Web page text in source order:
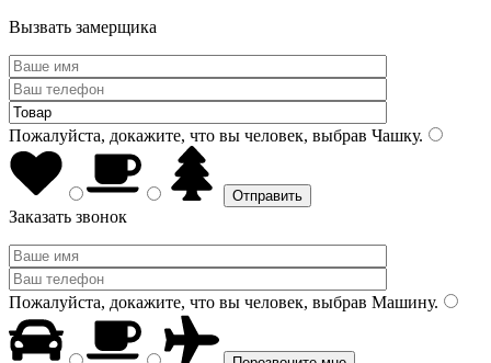
Вызвать замерщика
Пожалуйста, докажите, что вы человек, выбрав Чашку.
Заказать звонок
Пожалуйста, докажите, что вы человек, выбрав Машину.